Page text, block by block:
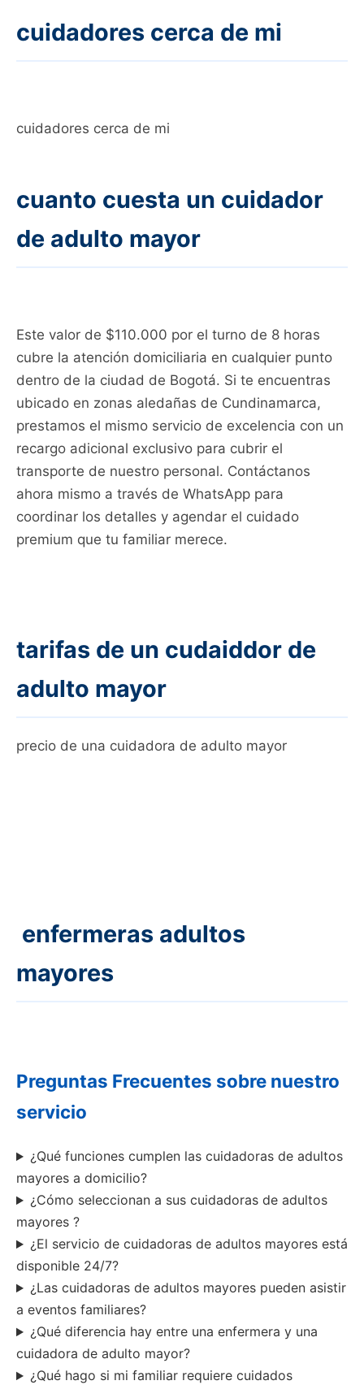
cuidadores cerca de mi
cuidadores cerca de mi
cuanto cuesta un cuidador
de adulto mayor
Este valor de $110.000 por el turno de 8 horas
cubre la atención domiciliaria en cualquier punto
dentro de la ciudad de Bogotá. Si te encuentras
ubicado en zonas aledañas de Cundinamarca,
prestamos el mismo servicio de excelencia con un
recargo adicional exclusivo para cubrir el
transporte de nuestro personal. Contáctanos
ahora mismo a través de WhatsApp para
coordinar los detalles y agendar el cuidado
premium que tu familiar merece.
tarifas de un cudaiddor de
adulto mayor
precio de una cuidadora de adulto mayor
enfermeras adultos
mayores
Preguntas Frecuentes sobre nuestro
servicio
¿Qué funciones cumplen las cuidadoras de adultos
mayores a domicilio?
¿Cómo seleccionan a sus cuidadoras de adultos
mayores ?
¿El servicio de cuidadoras de adultos mayores está
disponible 24/7?
¿Las cuidadoras de adultos mayores pueden asistir
a eventos familiares?
¿Qué diferencia hay entre una enfermera y una
cuidadora de adulto mayor?
¿Qué hago si mi familiar requiere cuidados